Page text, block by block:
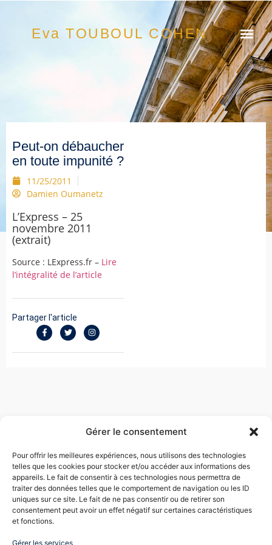
Gérer le consentement
Pour offrir les meilleures expériences, nous utilisons des technologies
telles que les cookies pour stocker et/ou accéder aux informations des
appareils. Le fait de consentir à ces technologies nous permettra de
traiter des données telles que le comportement de navigation ou les ID
uniques sur ce site. Le fait de ne pas consentir ou de retirer son
consentement peut avoir un effet négatif sur certaines caractéristiques
et fonctions.
Gérer les services
Eva TOUBOUL COHEN
Peut-on débaucher
en toute impunité ?
11/25/2011
Damien Oumanetz
L’Express – 25
novembre 2011
(extrait)
Source : LExpress.fr – Lire
l’intégralité de l’article
Partager l'article
EVA TOUBOUL COHEN
Me Touboul négocie des sorties d’entreprise, plaide
des dossiers pour licenciement abusif, harcèlement